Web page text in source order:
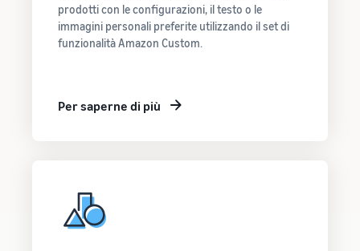
prodotti con le configurazioni, il testo o le
immagini personali preferite utilizzando il set di
funzionalità Amazon Custom.
Per saperne di più